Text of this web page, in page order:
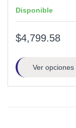
Disponible
$4,799.58
Ver opciones